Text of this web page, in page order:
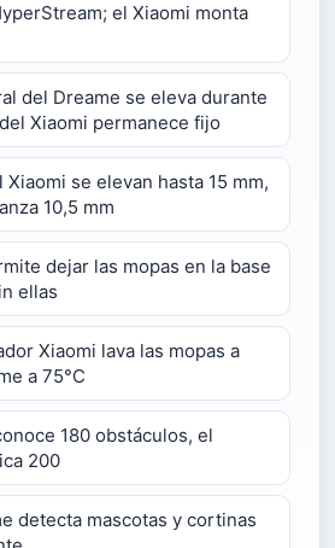
el Xiaomi monta
del Dreame se eleva durante
Xiaomi permanece fijo
Xiaomi se elevan hasta 15 mm,
10,5 mm
dejar las mopas en la base
ellas
Xiaomi lava las mopas a
a 75°C
180 obstáculos, el
200
detecta mascotas y cortinas